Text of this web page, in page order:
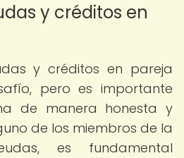
y créditos en
y créditos en pareja
pero es importante
de manera honesta y
de los miembros de la
es fundamental